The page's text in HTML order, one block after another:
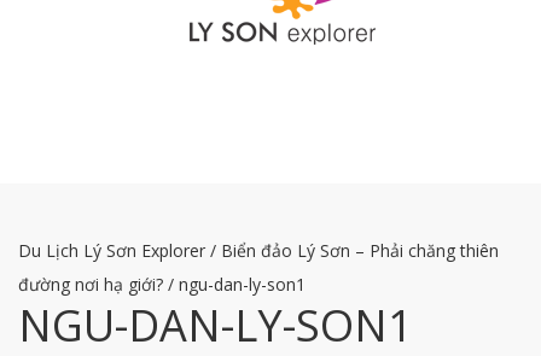
Du Lịch Lý Sơn Explorer / Biển đảo Lý Sơn – Phải chăng thiên
đường nơi hạ giới? / ngu-dan-ly-son1
NGU-DAN-LY-SON1